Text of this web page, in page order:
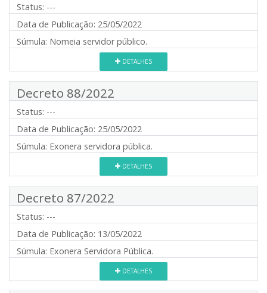
Status: ---
Data de Publicação: 25/05/2022
Súmula: Nomeia servidor público.
DETALHES
Decreto 88/2022
Status: ---
Data de Publicação: 25/05/2022
Súmula: Exonera servidora pública.
DETALHES
Decreto 87/2022
Status: ---
Data de Publicação: 13/05/2022
Súmula: Exonera Servidora Pública.
DETALHES